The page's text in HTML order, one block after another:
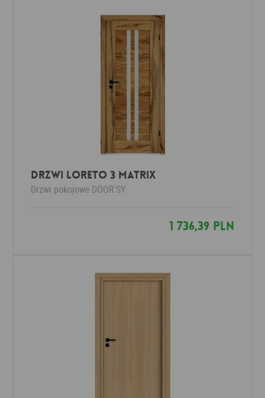
DRZWI LORETO 3 MATRIX
Drzwi pokojowe DOOR'SY
1 736,39 PLN